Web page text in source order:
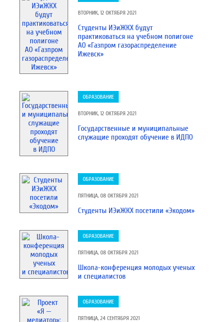
ВТОРНИК, 12 ОКТЯБРЯ 2021
Студенты ИЭиЖКХ будут
практиковаться на учебном полигоне
АО «Газпром газораспределение
Ижевск»
ОБРАЗОВАНИЕ
ВТОРНИК, 12 ОКТЯБРЯ 2021
Государственные и муниципальные
служащие проходят обучение в ИДПО
ОБРАЗОВАНИЕ
ПЯТНИЦА, 08 ОКТЯБРЯ 2021
Студенты ИЭиЖКХ посетили «Экодом»
ОБРАЗОВАНИЕ
ПЯТНИЦА, 08 ОКТЯБРЯ 2021
Школа-конференция молодых ученых
и специалистов
ОБРАЗОВАНИЕ
ПЯТНИЦА, 24 СЕНТЯБРЯ 2021